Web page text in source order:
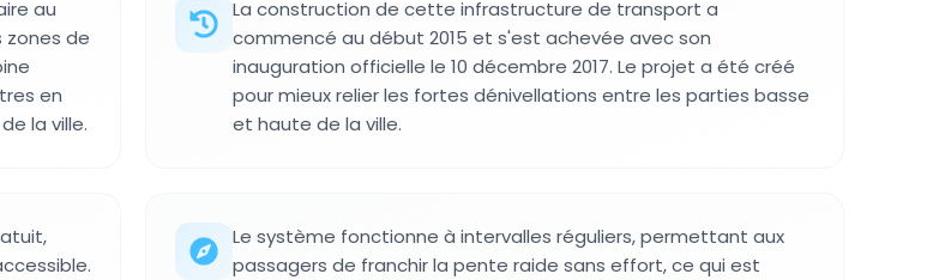
au
zones de
en
la ville.
La construction de cette infrastructure de transport a
commencé au début 2015 et s'est achevée avec son
inauguration officielle le 10 décembre 2017. Le projet a été créé
pour mieux relier les fortes dénivellations entre les parties basse
et haute de la ville.
Le système fonctionne à intervalles réguliers, permettant aux
passagers de franchir la pente raide sans effort, ce qui est